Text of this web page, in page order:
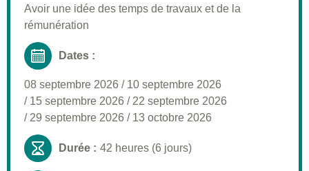
Avoir une idée des temps de travaux et de la
rémunération
Dates :
08 septembre 2026 / 10 septembre 2026
/ 15 septembre 2026 / 22 septembre 2026
/ 29 septembre 2026 / 13 octobre 2026
Durée : 42 heures (6 jours)